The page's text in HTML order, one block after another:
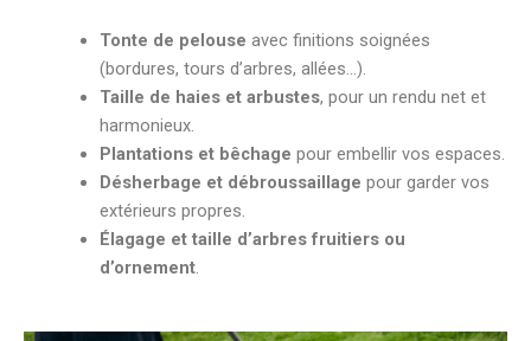
Tonte de pelouse avec finitions soignées
(bordures, tours d’arbres, allées…).
Taille de haies et arbustes, pour un rendu net et
harmonieux.
Plantations et bêchage pour embellir vos espaces.
Désherbage et débroussaillage pour garder vos
extérieurs propres.
Élagage et taille d’arbres fruitiers ou
d’ornement.